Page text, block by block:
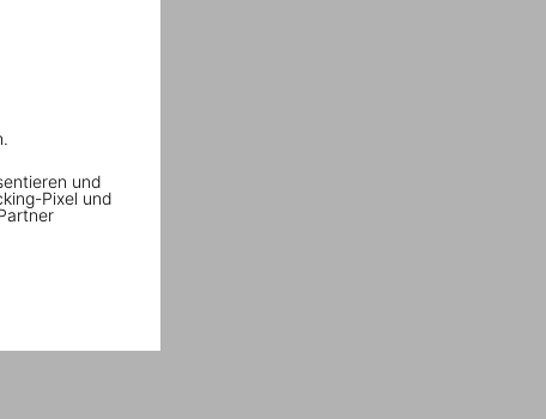
und
Pixel und